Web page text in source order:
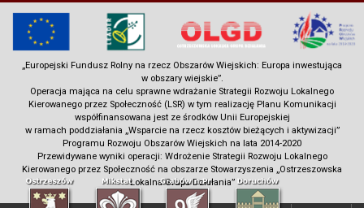
„Europejski Fundusz Rolny na rzecz Obszarów Wiejskich: Europa inwestująca
w obszary wiejskie”.
Operacja mająca na celu sprawne wdrażanie Strategii Rozwoju Lokalnego
Kierowanego przez Społeczność (LSR) w tym realizację Planu Komunikacji
współfinansowana jest ze środków Unii Europejskiej
w ramach poddziałania „Wsparcie na rzecz kosztów bieżących i aktywizacji”
Programu Rozwoju Obszarów Wiejskich na lata 2014-2020
Przewidywane wyniki operacji: Wdrożenie Strategii Rozwoju Lokalnego
Kierowanego przez Społeczność na obszarze Stowarzyszenia „Ostrzeszowska
Lokalna Grupa Działania”